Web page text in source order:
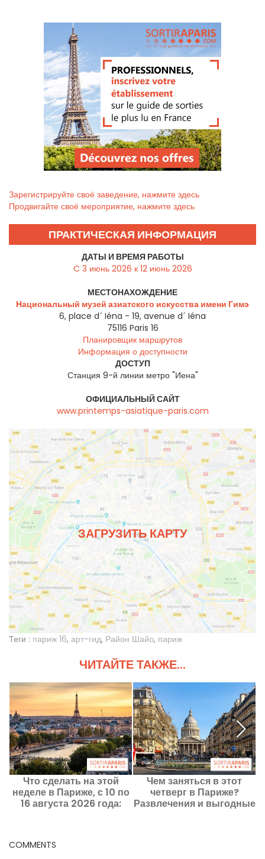
Зарегистрируйте своё заведение, нажмите здесь
Продвигайте своё мероприятие, нажмите здесь
ПРАКТИЧЕСКАЯ ИНФОРМАЦИЯ
ДАТЫ И ВРЕМЯ РАБОТЫ
C 3 июнь 2026 к 12 июнь 2026
МЕСТОНАХОЖДЕНИЕ
Национальный музей азиатского искусства имени Гимэ
6, place d´ Iéna - 19, avenue d´ Iéna
75116 Paris 16
Планировщик маршрутов
Информация о доступности
ДОСТУП
Станция 9-й линии метро "Иена"
ОФИЦИАЛЬНЫЙ САЙТ
www.printemps-asiatique-paris.com
ЗАГРУЗИТЬ КАРТУ
Теги : париж 16, арт-гид, Район Шайо, париж
ЧИТАЙТЕ ТАКЖЕ...
Что сделать на этой
неделе в Париже, с 10 по
16 августа 2026 года:
Чем заняться в этот
четверг в Париже?
Развлечения и выгодные
COMMENTS